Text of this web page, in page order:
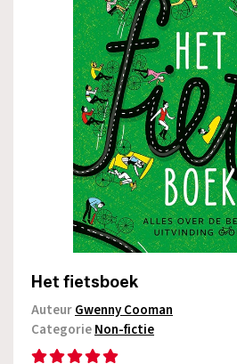
Het fietsboek
AuteurGwenny Cooman
CategorieNon-fictie